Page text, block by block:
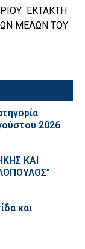
ΕΚΤΑΚΤΗ
ΜΕΛΩΝ ΤΟΥ
2026
ΚΑΙ
και